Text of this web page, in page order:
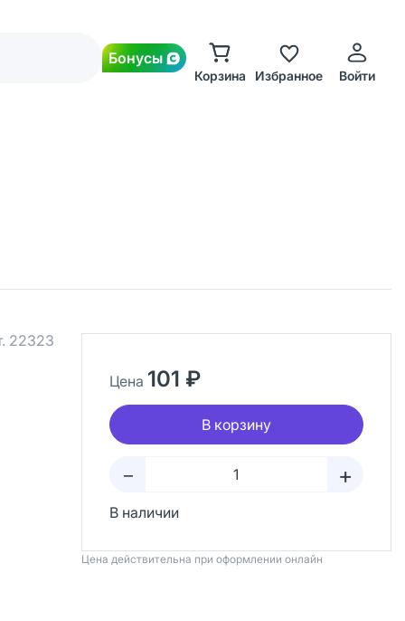
Бонусы
Корзина Избранное Войти
22323
Цена 101 ₽
В корзину
– +
В наличии
Цена действительна при оформлении онлайн